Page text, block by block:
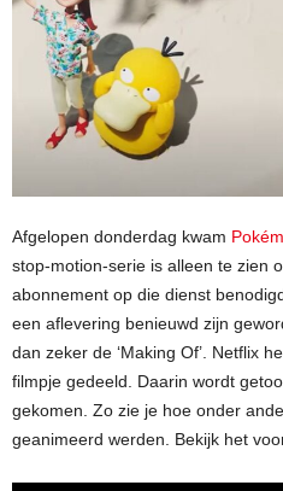
Afgelopen donderdag kwam
stop-motion-serie is alleen te zien
abonnement op die dienst
een aflevering benieuwd zijn
dan zeker de ‘Making Of’. Netflix
filmpje gedeeld. Daarin wordt
gekomen. Zo zie je hoe onder
geanimeerd werden. Bekijk het